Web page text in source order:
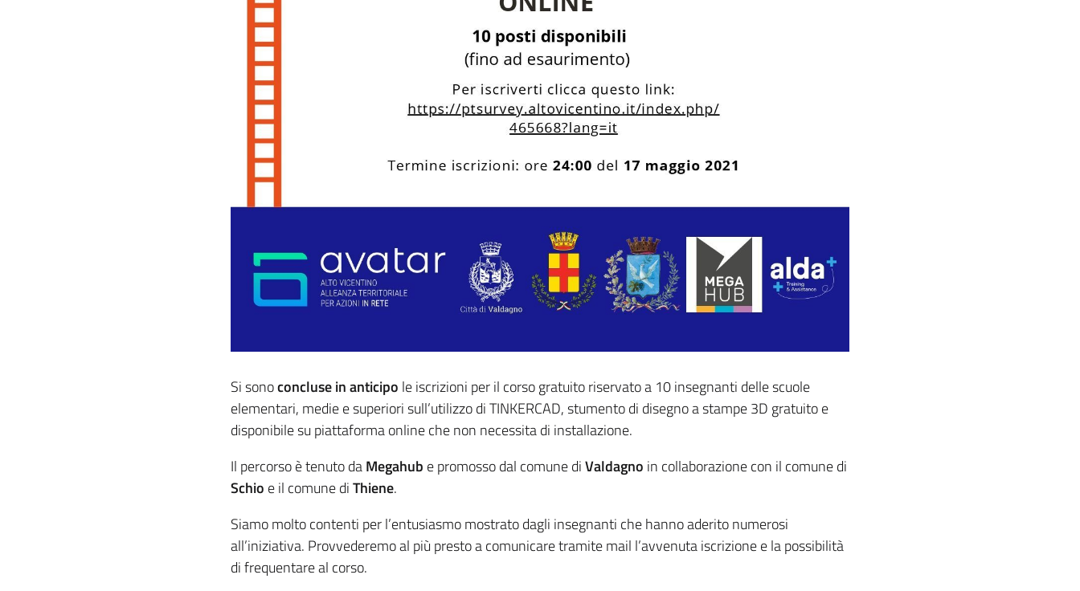
Si sonoconcluse in anticipo le iscrizioni per il corso gratuito riservato a 10 insegnanti delle scuole
elementari, medie e superiori sull’utilizzo di TINKERCAD, stumento di disegno a stampe 3D gratuito e
disponibile su piattaforma online che non necessita di installazione.
Il percorso è tenuto daMegahub e promosso dal comune diValdagno in collaborazione con il comune di
Schio e il comune diThiene.
Siamo molto contenti per l’entusiasmo mostrato dagli insegnanti che hanno aderito numerosi
all’iniziativa. Provvederemo al più presto a comunicare tramite mail l’avvenuta iscrizione e la possibilità
di frequentare al corso.